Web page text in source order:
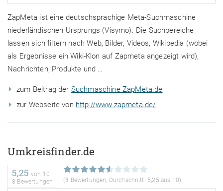
ZapMeta ist eine deutschsprachige Meta-Suchmaschine
niederländischen Ursprungs (Visymo). Die Suchbereiche
lassen sich filtern nach Web, Bilder, Videos, Wikipedia (wobei
als Ergebnisse ein Wiki-Klon auf Zapmeta angezeigt wird),
Nachrichten, Produkte und …
zum Beitrag der Suchmaschine ZapMeta.de
zur Webseite von http://www.zapmeta.de/
Umkreisfinder.de
5,25 von 10
8 Bewertungen
(8 Bewertungen, Durchschnitt: 5,25 aus 10)